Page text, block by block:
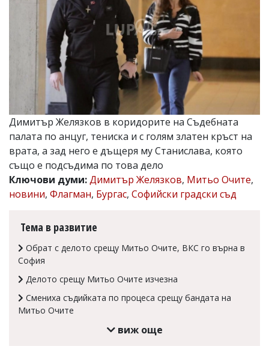
Василев,
v.vasilev@flagman.bg
k.kassabova@flagman.bg
Главен
редактор:
Иван
Колев,
email:
office@flagman.bg
Коментарите
под
въвеждат
читателите
редакцията
отговорност
Димитър Желязков в коридорите на Съдебната
палата по анцуг, тениска и с голям златен кръст на
врата, а зад него е дъщеря му Станислава, която
също е подсъдима по това дело
Ключови думи:Димитър Желязков, Митьо Очите,
новини, Флагман, Бургас, Софийски градски съд
Тема в развитие
Обрат с делото срещу Митьо Очите, ВКС го върна в
София
Делото срещу Митьо Очите изчезна
Смениха съдийката по процеса срещу бандата на
Митьо Очите
виж още